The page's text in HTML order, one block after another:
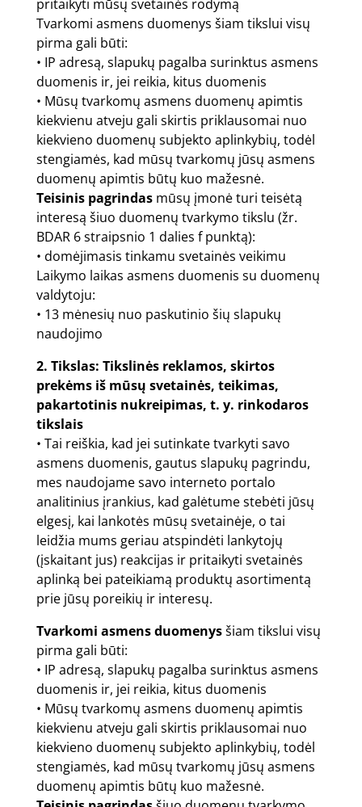
pritaikyti mūsų svetainės rodymą
Tvarkomi asmens duomenys šiam tikslui visų
pirma gali būti:
• IP adresą, slapukų pagalba surinktus asmens
duomenis ir, jei reikia, kitus duomenis
• Mūsų tvarkomų asmens duomenų apimtis
kiekvienu atveju gali skirtis priklausomai nuo
kiekvieno duomenų subjekto aplinkybių, todėl
stengiamės, kad mūsų tvarkomų jūsų asmens
duomenų apimtis būtų kuo mažesnė.
Teisinis pagrindasmūsų įmonė turi teisėtą
interesą šiuo duomenų tvarkymo tikslu (žr.
BDAR 6 straipsnio 1 dalies f punktą):
• domėjimasis tinkamu svetainės veikimu
Laikymo laikas asmens duomenis su duomenų
valdytoju:
• 13 mėnesių nuo paskutinio šių slapukų
naudojimo
2. Tikslas: Tikslinės reklamos, skirtos
prekėms iš mūsų svetainės, teikimas,
pakartotinis nukreipimas, t. y. rinkodaros
tikslais
• Tai reiškia, kad jei sutinkate tvarkyti savo
asmens duomenis, gautus slapukų pagrindu,
mes naudojame savo interneto portalo
analitinius įrankius, kad galėtume stebėti jūsų
elgesį, kai lankotės mūsų svetainėje, o tai
leidžia mums geriau atspindėti lankytojų
(įskaitant jus) reakcijas ir pritaikyti svetainės
aplinką bei pateikiamą produktų asortimentą
prie jūsų poreikių ir interesų.
Tvarkomi asmens duomenysšiam tikslui visų
pirma gali būti:
• IP adresą, slapukų pagalba surinktus asmens
duomenis ir, jei reikia, kitus duomenis
• Mūsų tvarkomų asmens duomenų apimtis
kiekvienu atveju gali skirtis priklausomai nuo
kiekvieno duomenų subjekto aplinkybių, todėl
stengiamės, kad mūsų tvarkomų jūsų asmens
duomenų apimtis būtų kuo mažesnė.